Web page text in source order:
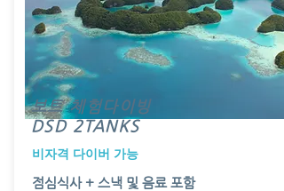
보트 체험다이빙
DSD 2TANKS
​비자격 다이버 가능
점심식사 + 스낵 및 음료 포함